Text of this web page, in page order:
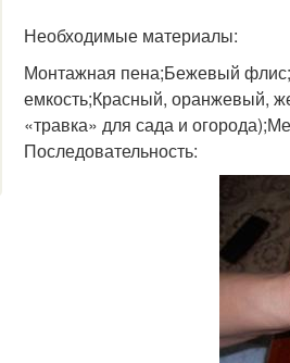
Необходимые материалы:
Монтажная пена;Бежевый
емкость;Красный, оранжевый,
«травка» для сада и
Последовательность: